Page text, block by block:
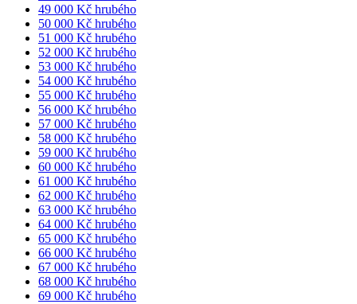
49 000 Kč hrubého
50 000 Kč hrubého
51 000 Kč hrubého
52 000 Kč hrubého
53 000 Kč hrubého
54 000 Kč hrubého
55 000 Kč hrubého
56 000 Kč hrubého
57 000 Kč hrubého
58 000 Kč hrubého
59 000 Kč hrubého
60 000 Kč hrubého
61 000 Kč hrubého
62 000 Kč hrubého
63 000 Kč hrubého
64 000 Kč hrubého
65 000 Kč hrubého
66 000 Kč hrubého
67 000 Kč hrubého
68 000 Kč hrubého
69 000 Kč hrubého